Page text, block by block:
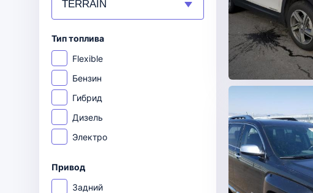
Тип топлива
Flexible
Бензин
Гибрид
Дизель
Электро
Привод
Задний